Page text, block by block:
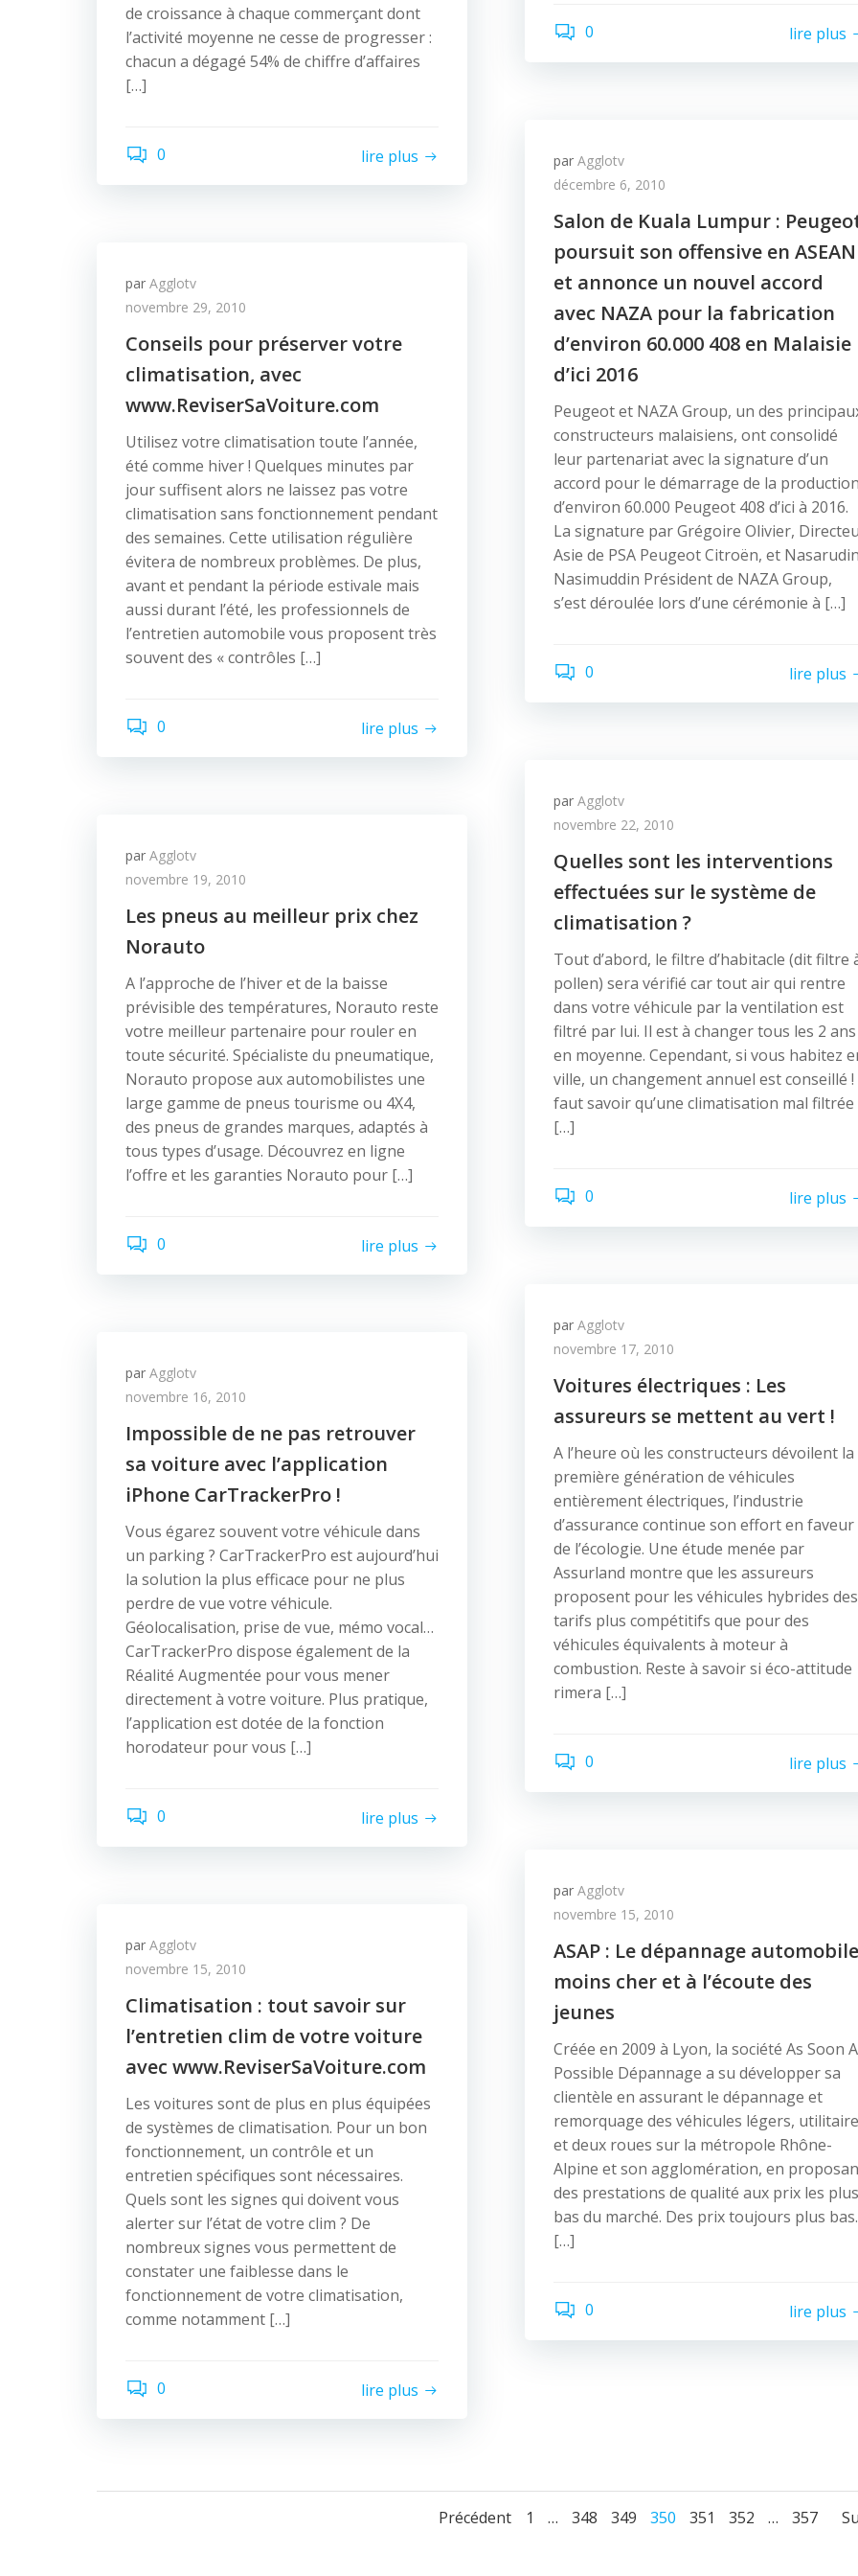
de croissance à chaque commerçant dont
l’activité moyenne ne cesse de progresser :
chacun a dégagé 54% de chiffre d’affaires
[…]
0 lire plus
0 lire plus
par Agglotv
décembre 6, 2010
Salon de Kuala Lumpur :
poursuit son offensive en ASEAN
et annonce un nouvel accord
avec NAZA pour la fabrication
d’environ 60.000 408 en Malaisie
d’ici 2016
Peugeot et NAZA Group, un des
constructeurs malaisiens, ont consolidé
leur partenariat avec la signature d’un
accord pour le démarrage de la production
d’environ 60.000 Peugeot 408 d’ici à 2016.
La signature par Grégoire Olivier,
Asie de PSA Peugeot Citroën, et Nasarudin
Nasimuddin Président de NAZA Group,
s’est déroulée lors d’une cérémonie à […]
0 lire plus
par Agglotv
novembre 29, 2010
Conseils pour préserver votre
climatisation, avec
www.ReviserSaVoiture.com
Utilisez votre climatisation toute l’année,
été comme hiver ! Quelques minutes par
jour suffisent alors ne laissez pas votre
climatisation sans fonctionnement pendant
des semaines. Cette utilisation régulière
évitera de nombreux problèmes. De plus,
avant et pendant la période estivale mais
aussi durant l’été, les professionnels de
l’entretien automobile vous proposent très
souvent des « contrôles […]
0 lire plus
par Agglotv
novembre 22, 2010
Quelles sont les interventions
effectuées sur le système de
climatisation ?
Tout d’abord, le filtre d’habitacle (dit filtre
pollen) sera vérifié car tout air qui rentre
dans votre véhicule par la ventilation est
filtré par lui. Il est à changer tous les 2 ans
en moyenne. Cependant, si vous habitez
ville, un changement annuel est conseillé !
faut savoir qu’une climatisation mal filtrée
[…]
0 lire plus
par Agglotv
novembre 19, 2010
Les pneus au meilleur prix chez
Norauto
A l’approche de l’hiver et de la baisse
prévisible des températures, Norauto reste
votre meilleur partenaire pour rouler en
toute sécurité. Spécialiste du pneumatique,
Norauto propose aux automobilistes une
large gamme de pneus tourisme ou 4X4,
des pneus de grandes marques, adaptés à
tous types d’usage. Découvrez en ligne
l’offre et les garanties Norauto pour […]
0 lire plus
par Agglotv
novembre 17, 2010
Voitures électriques : Les
assureurs se mettent au vert !
A l’heure où les constructeurs dévoilent la
première génération de véhicules
entièrement électriques, l’industrie
d’assurance continue son effort en faveur
de l’écologie. Une étude menée par
Assurland montre que les assureurs
proposent pour les véhicules hybrides des
tarifs plus compétitifs que pour des
véhicules équivalents à moteur à
combustion. Reste à savoir si éco-attitude
rimera […]
0 lire plus
par Agglotv
novembre 16, 2010
Impossible de ne pas retrouver
sa voiture avec l’application
iPhone CarTrackerPro !
Vous égarez souvent votre véhicule dans
un parking ? CarTrackerPro est aujourd’hui
la solution la plus efficace pour ne plus
perdre de vue votre véhicule.
Géolocalisation, prise de vue, mémo vocal…
CarTrackerPro dispose également de la
Réalité Augmentée pour vous mener
directement à votre voiture. Plus pratique,
l’application est dotée de la fonction
horodateur pour vous […]
0 lire plus
par Agglotv
novembre 15, 2010
ASAP : Le dépannage automobile
moins cher et à l’écoute des
jeunes
Créée en 2009 à Lyon, la société As Soon
Possible Dépannage a su développer sa
clientèle en assurant le dépannage et
remorquage des véhicules légers,
et deux roues sur la métropole Rhône-
Alpine et son agglomération, en
des prestations de qualité aux prix les plus
bas du marché. Des prix toujours plus bas.
[…]
0 lire plus
par Agglotv
novembre 15, 2010
Climatisation : tout savoir sur
l’entretien clim de votre voiture
avec www.ReviserSaVoiture.com
Les voitures sont de plus en plus équipées
de systèmes de climatisation. Pour un bon
fonctionnement, un contrôle et un
entretien spécifiques sont nécessaires.
Quels sont les signes qui doivent vous
alerter sur l’état de votre clim ? De
nombreux signes vous permettent de
constater une faiblesse dans le
fonctionnement de votre climatisation,
comme notamment […]
0 lire plus
Navigation
Précédent
Navigation
Page
1 … Page
348 Page
349 Page
350 Page
351 Page
352 … Page
357